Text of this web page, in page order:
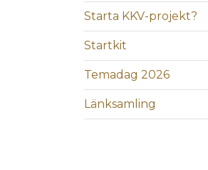
Starta KKV-projekt?
Startkit
Temadag 2026
Länksamling